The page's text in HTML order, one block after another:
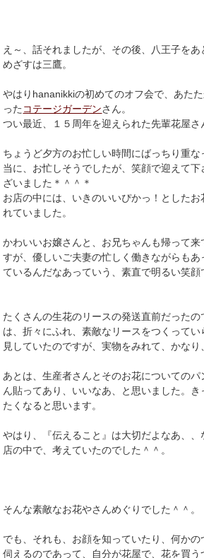
え～、話それましたが、その後、八王子をあ
めざすは三鷹。
やはりhananikkiの初めてのオフ会で、あた
った コテージガーデンさん。
つい最近、１５周年を迎えられた先輩花屋さ
ちょうど夕方のお忙しい時間にばっちり重
当に、お忙しそうでしたが、笑顔で迎えて
ざいました＊＾＾＊
お店の中には、いきのいいぴかっ！としたお
れていました。
かわいいお嬢さんと、お兄ちゃんも帰って
すが、優しいご夫妻の忙しく働きながらも
ているんだなあっていう、素直で明るい笑顔
たくさんの生花のリースの発送直前だったの
は、折々にふれ、素敵なリースをつくって
見していたのですが、実物をみれて、かなり
あとは、生産者さんとそのお花についてのパ
ん貼ってあり、いいなあ、と思いました。
たくなると思います。
やはり、『伝えること』は大切だよなあ、
店の中で、考えていたのでした＾＾。
そんな素敵なお花やさんめぐりでした＾＾。
でも、それも、お顔を知っていたり、何かの
伺えるのであって、自分が花屋で、花を買